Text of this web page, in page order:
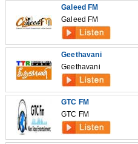
Galeed FM
Galeed FM
Geethavani
Geethavani
GTC FM
GTC FM